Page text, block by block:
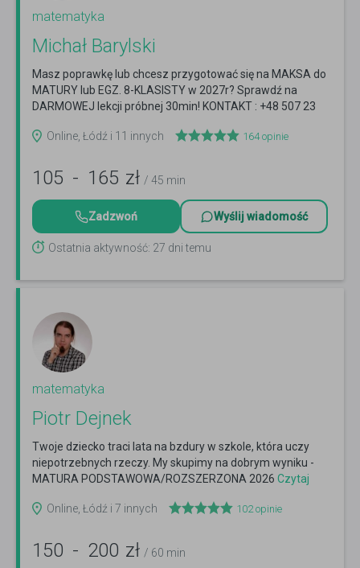
matematyka
Michał Barylski
Masz poprawkę lub chcesz przygotować się na MAKSA do
MATURY lub EGZ. 8-KLASISTY w 2027r? Sprawdź na
DARMOWEJ lekcji próbnej 30min! KONTAKT : +48 507 23
Online, Łódź i 11 innych
164opinie
105 - 165 zł / 45 min
Zadzwoń Wyślij wiadomość
Ostatnia aktywność: 27 dni temu
matematyka
Piotr Dejnek
Twoje dziecko traci lata na bzdury w szkole, która uczy
niepotrzebnych rzeczy. My skupimy na dobrym wyniku -
MATURA PODSTAWOWA/ROZSZERZONA 2026 Czytaj
Online, Łódź i 7 innych
102opinie
150 - 200 zł / 60 min